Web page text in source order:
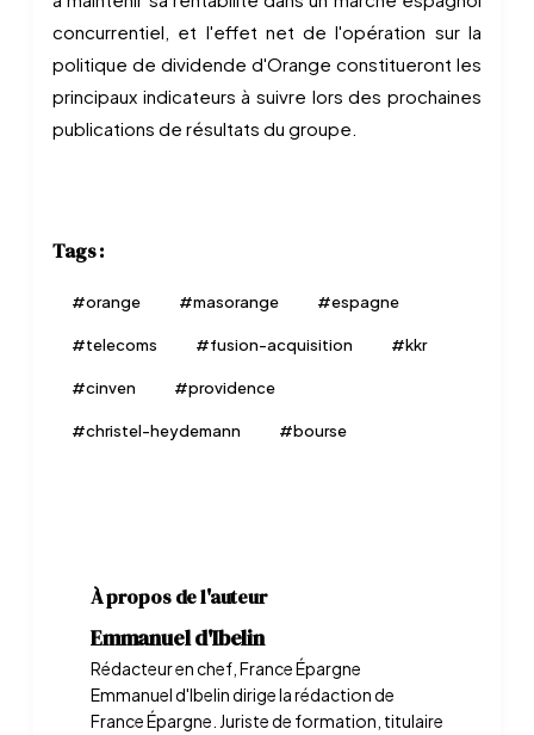
concurrentiel, et l'effet net de l'opération sur la
politique de dividende d'Orange constitueront les
principaux indicateurs à suivre lors des prochaines
publications de résultats du groupe.
Tags :
#orange #masorange #espagne
#telecoms #fusion-acquisition #kkr
#cinven #providence
#christel-heydemann #bourse
À propos de l'auteur
Emmanuel d'Ibelin
Rédacteur en chef, France Épargne
Emmanuel d'Ibelin dirige la rédaction de
France Épargne. Juriste de formation, titulaire